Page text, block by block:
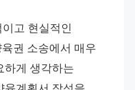
고 현실적인
권 소송에서 매우
하게 생각하는